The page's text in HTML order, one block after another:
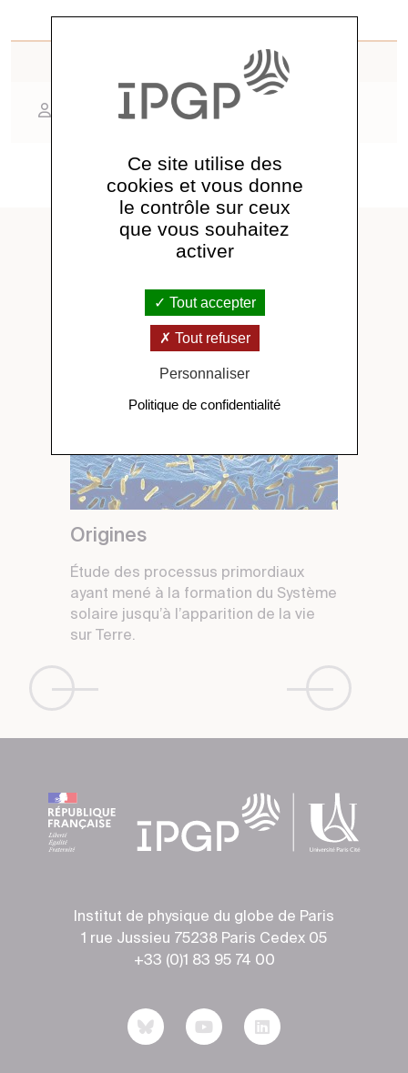
Sébastien Charnoz
A lire aussi
Origines
Étude des processus primordiaux
ayant mené à la formation du Système
solaire jusqu’à l’apparition de la vie
sur Terre.
Institut de physique du globe de Paris
1 rue Jussieu 75238 Paris Cedex 05
+33 (0)1 83 95 74 00
Ce site utilise des
cookies et vous donne
le contrôle sur ceux
que vous souhaitez
activer
Tout accepter
Tout refuser
Personnaliser
Politique de confidentialité